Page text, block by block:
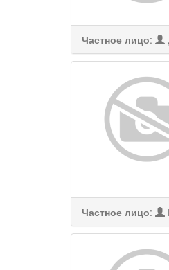
Частное лицо:
Частное лицо: